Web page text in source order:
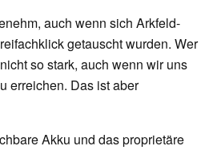
auch wenn sich Arkfeld-
getauscht wurden. Wer
so stark, auch wenn wir uns
erreichen. Das ist aber
Akku und das proprietäre